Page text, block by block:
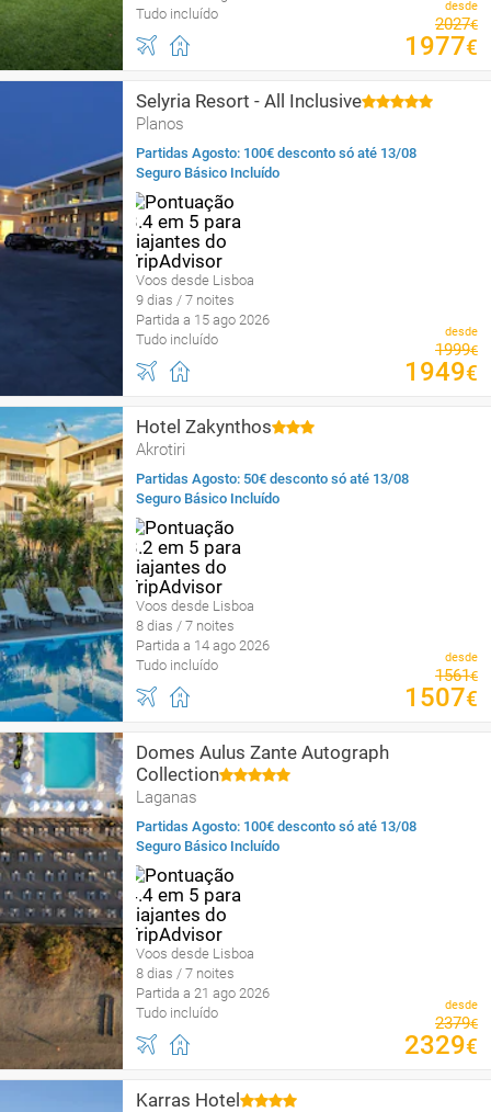
Tudo incluído
desde
2027€
1977€
Selyria Resort - All Inclusive
Planos
Partidas Agosto: 100€ desconto só até 13/08
Seguro Básico Incluído
Voos desde Lisboa
9 dias / 7 noites
Partida a 15 ago 2026
Tudo incluído
desde
1999€
1949€
Hotel Zakynthos
Akrotiri
Partidas Agosto: 50€ desconto só até 13/08
Seguro Básico Incluído
Voos desde Lisboa
8 dias / 7 noites
Partida a 14 ago 2026
Tudo incluído
desde
1561€
1507€
Domes Aulus Zante Autograph
Collection
Laganas
Partidas Agosto: 100€ desconto só até 13/08
Seguro Básico Incluído
Voos desde Lisboa
8 dias / 7 noites
Partida a 21 ago 2026
Tudo incluído
desde
2379€
2329€
Karras Hotel